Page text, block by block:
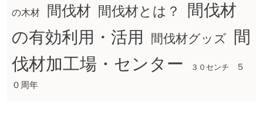
の木材 間伐材 間伐材とは？
間伐材
の有効利用・活用
間伐材グッズ
間
伐材加工場・センター
３０センチ
５
０周年